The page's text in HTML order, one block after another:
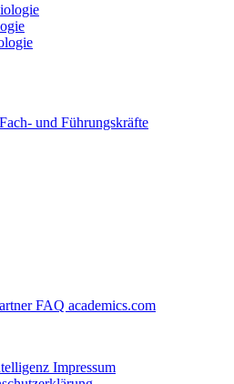
und Führungskräfte
FAQ academics.com
Impressum